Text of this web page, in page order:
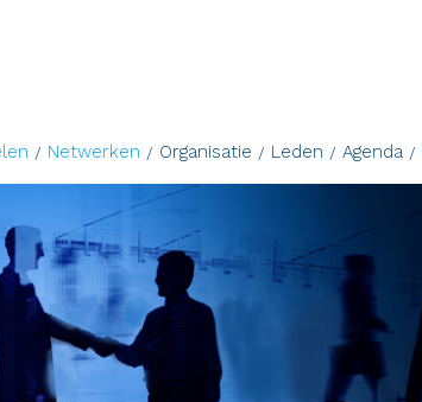
Netwerken Organisatie Leden Agenda